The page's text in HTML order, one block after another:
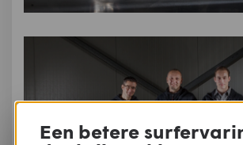
Een betere